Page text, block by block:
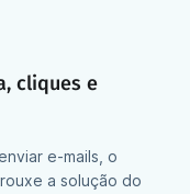
cliques e
e-mails, o
a solução do